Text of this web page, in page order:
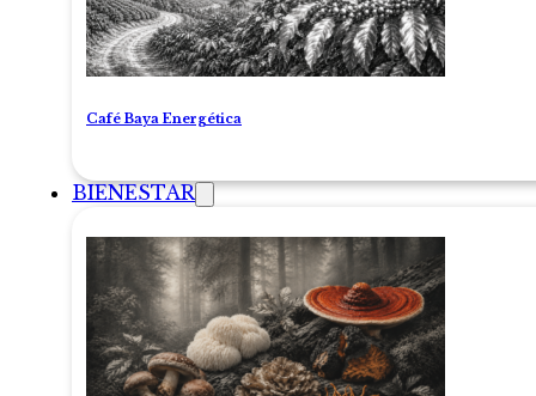
Café Baya Energética
BIENESTAR